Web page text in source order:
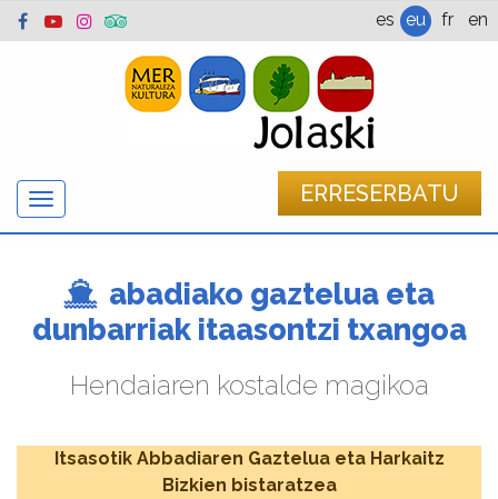
es eu fr en
ERRESERBATU
Nabigazioa
erakutsi/ezkutatu
abadiako gaztelua eta
dunbarriak itaasontzi txangoa
Hendaiaren kostalde magikoa
Itsasotik Abbadiaren Gaztelua eta Harkaitz
Bizkien bistaratzea